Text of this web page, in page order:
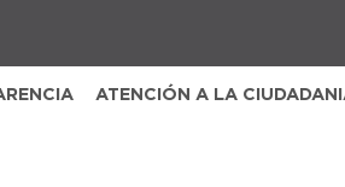
ATENCIÓN A LA